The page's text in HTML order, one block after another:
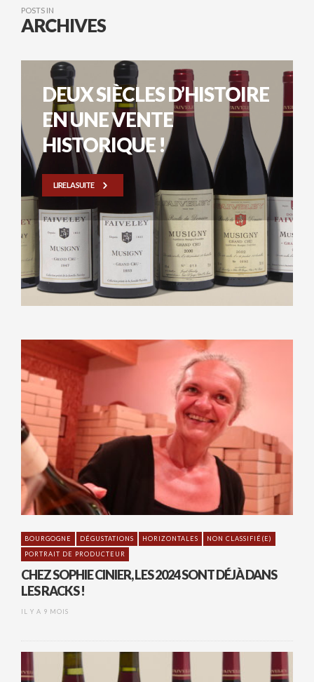
POSTS IN
ARCHIVES
DEUX SIÈCLES D’HISTOIRE
EN UNE VENTE
HISTORIQUE !
LIRE LA SUITE
BOURGOGNE DÉGUSTATIONS HORIZONTALES
NON CLASSIFIÉ(E)
PORTRAIT DE PRODUCTEUR
CHEZ SOPHIE CINIER, LES 2024 SONT DÉJÀ DANS
LES RACKS !
IL Y A 9 MOIS